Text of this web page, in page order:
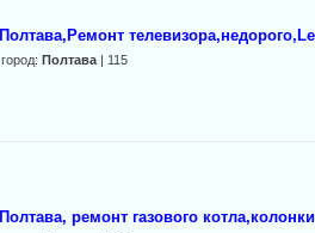
Полтава,Ремонт
город: Полтава| 115
Полтава, ремонт газового